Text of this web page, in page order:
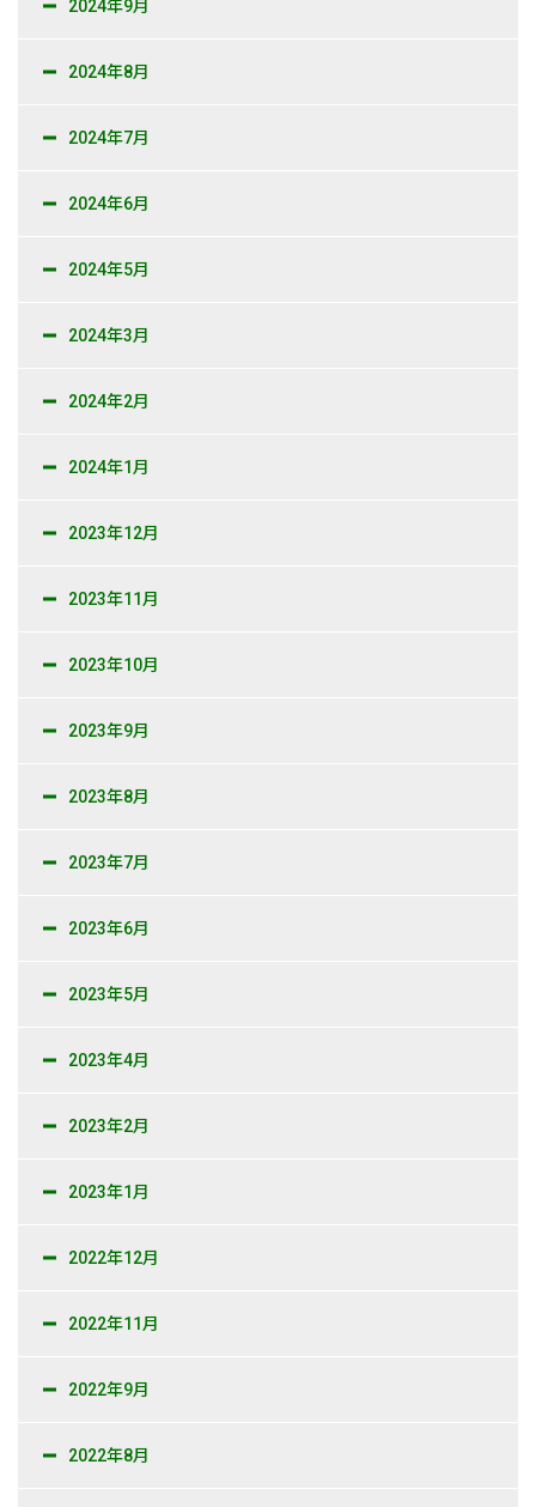
2024年9月
2024年8月
2024年7月
2024年6月
2024年5月
2024年3月
2024年2月
2024年1月
2023年12月
2023年11月
2023年10月
2023年9月
2023年8月
2023年7月
2023年6月
2023年5月
2023年4月
2023年2月
2023年1月
2022年12月
2022年11月
2022年9月
2022年8月